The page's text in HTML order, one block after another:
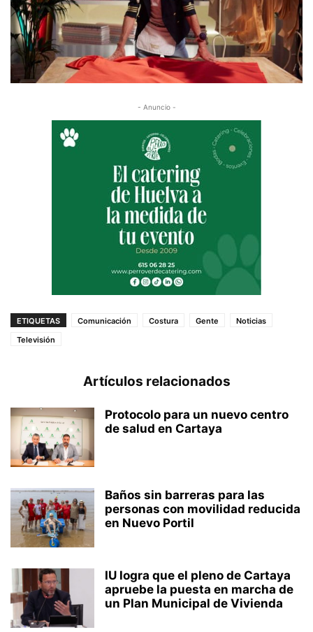
- Anuncio -
ETIQUETAS Comunicación Costura Gente
Noticias
Televisión
Artículos relacionados
Protocolo para un nuevo centro
de salud en Cartaya
Baños sin barreras para las
personas con movilidad reducida
en Nuevo Portil
IU logra que el pleno de Cartaya
apruebe la puesta en marcha de
un Plan Municipal de Vivienda